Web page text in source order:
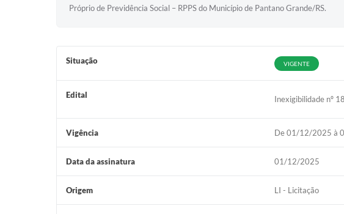
Próprio de Previdência Social – RPPS do Município de Pantano Grande/RS.
Situação VIGENTE
Edital Inexigibilidade nº
Vigência De 01/12/2025 à
Data da assinatura 01/12/2025
Origem LI - Licitação